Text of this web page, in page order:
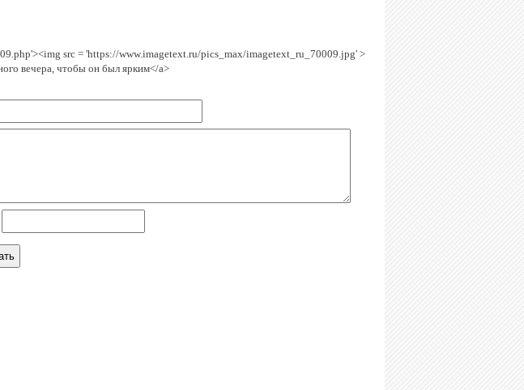
src = 'https://www.imagetext.ru/pics_max/imagetext_ru_70009.jpg' >
вечера, чтобы он был ярким</a>